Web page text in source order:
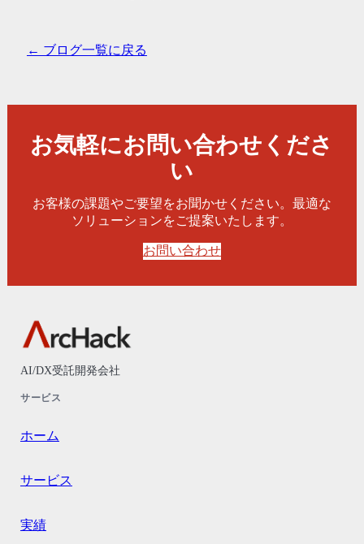
← ブログ一覧に戻る
お気軽にお問い合わせくださ
い
お客様の課題やご要望をお聞かせください。最適な
ソリューションをご提案いたします。
お問い合わせ
AI/DX受託開発会社
サービス
ホーム
サービス
実績